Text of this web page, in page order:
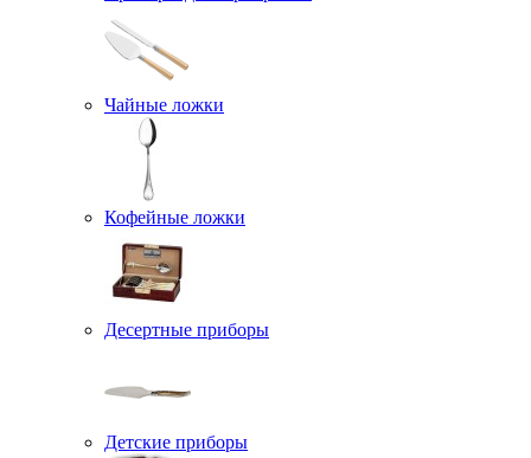
Чайные ложки
Кофейные ложки
Десертные приборы
Детские приборы